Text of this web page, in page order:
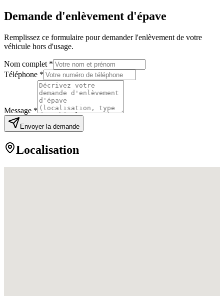
Demande d'enlèvement d'épave
Remplissez ce formulaire pour demander l'enlèvement de votre
véhicule hors d'usage.
Nom complet *
Téléphone *
Message *
Envoyer la demande
Localisation